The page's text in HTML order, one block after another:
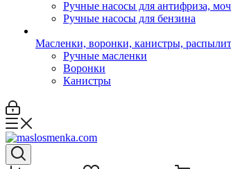
Ручные насосы для антифриза,
Ручные насосы для бензина
Масленки, воронки, канистры,
Ручные масленки
Воронки
Канистры